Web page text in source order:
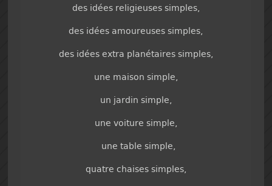
des idées religieuses simples,
des idées amoureuses simples,
des idées extra planétaires simples,
une maison simple,
un jardin simple,
une voiture simple,
une table simple,
quatre chaises simples,